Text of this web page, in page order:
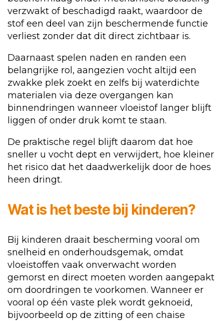
verzwakt of beschadigd raakt, waardoor de
stof een deel van zijn beschermende functie
verliest zonder dat dit direct zichtbaar is.
Daarnaast spelen naden en randen een
belangrijke rol, aangezien vocht altijd een
zwakke plek zoekt en zelfs bij waterdichte
materialen via deze overgangen kan
binnendringen wanneer vloeistof langer blijft
liggen of onder druk komt te staan.
De praktische regel blijft daarom dat hoe
sneller u vocht dept en verwijdert, hoe kleiner
het risico dat het daadwerkelijk door de hoes
heen dringt.
Wat is het beste bij kinderen?
Bij kinderen draait bescherming vooral om
snelheid en onderhoudsgemak, omdat
vloeistoffen vaak onverwacht worden
gemorst en direct moeten worden aangepakt
om doordringen te voorkomen. Wanneer er
vooral op één vaste plek wordt geknoeid,
bijvoorbeeld op de zitting of een chaise